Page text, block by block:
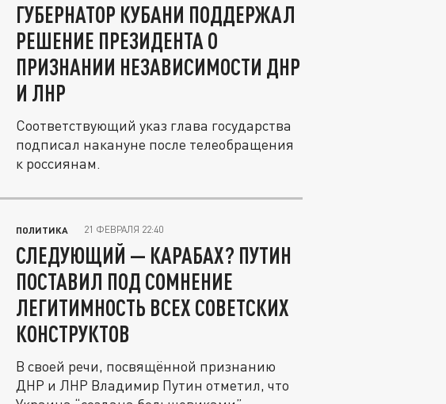
ГУБЕРНАТОР КУБАНИ ПОДДЕРЖАЛ
РЕШЕНИЕ ПРЕЗИДЕНТА О
ПРИЗНАНИИ НЕЗАВИСИМОСТИ ДНР
И ЛНР
Соответствующий указ глава государства
подписал накануне после телеобращения
к россиянам.
ПОЛИТИКА 21 ФЕВРАЛЯ 22:40
СЛЕДУЮЩИЙ — КАРАБАХ? ПУТИН
ПОСТАВИЛ ПОД СОМНЕНИЕ
ЛЕГИТИМНОСТЬ ВСЕХ СОВЕТСКИХ
КОНСТРУКТОВ
В своей речи, посвящённой признанию
ДНР и ЛНР Владимир Путин отметил, что